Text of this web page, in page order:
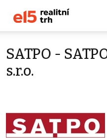
SATPO -
s.r.o.